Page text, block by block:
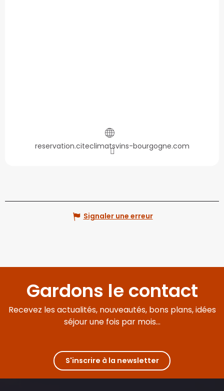
reservation.citeclimatsvins-bourgogne.com
Signaler une erreur
Gardons le contact
Recevez les actualités, nouveautés, bons plans, idées
séjour une fois par mois...
S'inscrire à la newsletter